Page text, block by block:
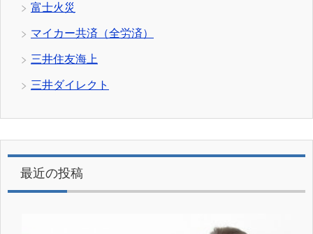
富士火災
マイカー共済（全労済）
三井住友海上
三井ダイレクト
最近の投稿